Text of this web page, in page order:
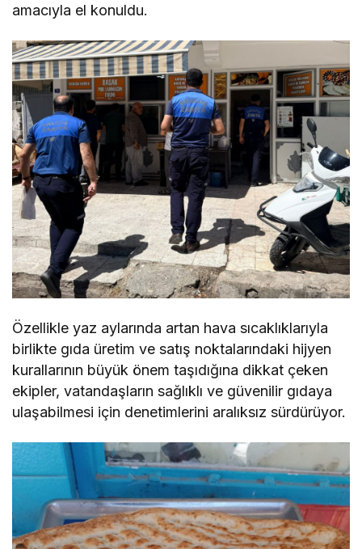
amacıyla el konuldu.
Özellikle yaz aylarında artan hava sıcaklıklarıyla
birlikte gıda üretim ve satış noktalarındaki hijyen
kurallarının büyük önem taşıdığına dikkat çeken
ekipler, vatandaşların sağlıklı ve güvenilir gıdaya
ulaşabilmesi için denetimlerini aralıksız sürdürüyor.